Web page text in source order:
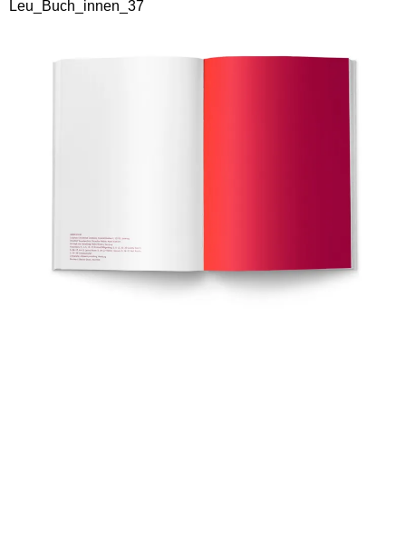
Leu_Buch_innen_37